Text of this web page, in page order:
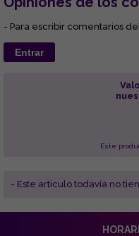
- Para escribir comentarios
Entrar
Este
- Este articulo todavía no